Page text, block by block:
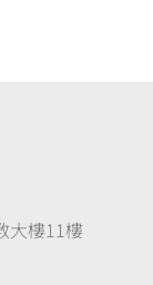
大樓11樓